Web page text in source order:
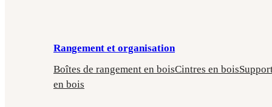
Rangement et organisation
Boîtes de rangement en boisCintres en bois
en bois